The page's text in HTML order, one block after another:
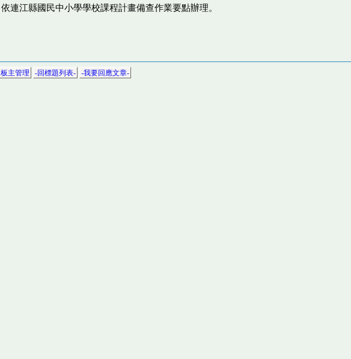
依連江縣國民中小學學校課程計畫備查作業要點辦理。
板主管理 -回標題列表- -我要回應文章-